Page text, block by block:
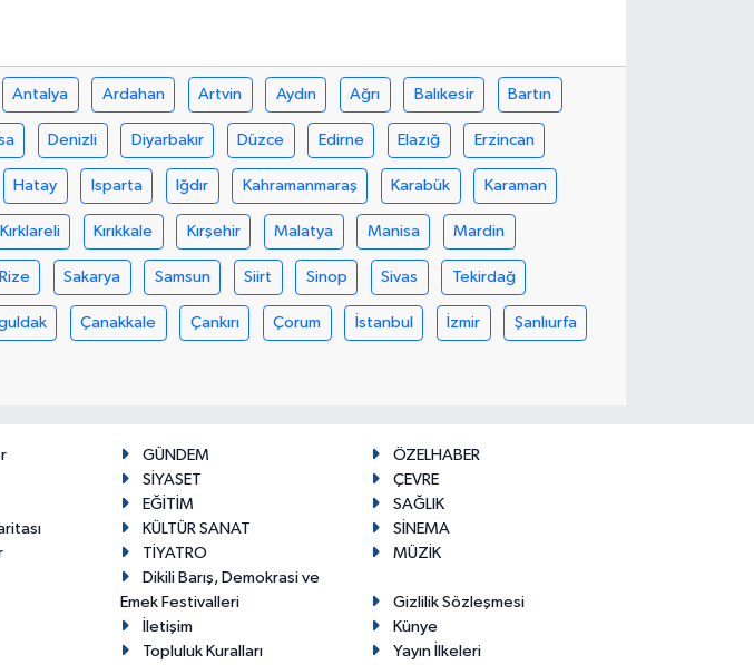
Antalya Ardahan Artvin Aydın Ağrı Balıkesir Bartın
Denizli Diyarbakır Düzce Edirne Elazığ Erzincan
Hatay Isparta Iğdır Kahramanmaraş Karabük Karaman
Kırklareli Kırıkkale Kırşehir Malatya Manisa Mardin
Rize Sakarya Samsun Siirt Sinop Sivas Tekirdağ
Çanakkale Çankırı Çorum İstanbul İzmir Şanlıurfa
GÜNDEM
ÖZELHABER
SİYASET
ÇEVRE
EĞİTİM
SAĞLIK
KÜLTÜR SANAT
SİNEMA
TİYATRO
MÜZİK
Dikili Barış, Demokrasi ve
Emek Festivalleri
Gizlilik Sözleşmesi
İletişim
Künye
Topluluk Kuralları
Yayın İlkeleri